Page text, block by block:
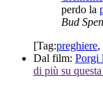
perdo la
Bud
[Tag:preghiere,
Dal film: Porgi
di più su